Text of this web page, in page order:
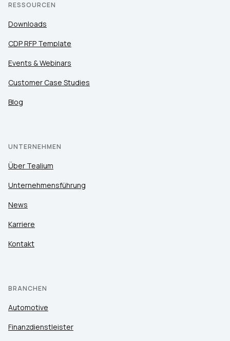
RESSOURCEN
Downloads
CDP RFP Template
Events & Webinars
Customer Case Studies
Blog
UNTERNEHMEN
Über Tealium
Unternehmensführung
News
Karriere
Kontakt
BRANCHEN
Automotive
Finanzdienstleister